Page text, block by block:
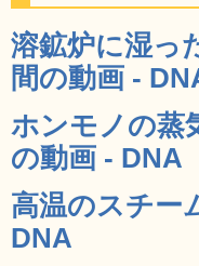
溶鉱炉に湿っ
間の動画 -
ホンモノの蒸
の動画 - DNA
高温のスチー
DNA